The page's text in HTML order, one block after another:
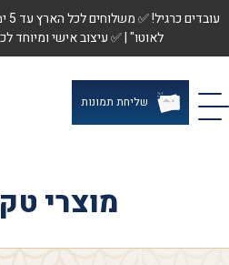
לאוטו" | ✅ עיצוב אישי ומיוחד
שליחת תמונות
מוצרי